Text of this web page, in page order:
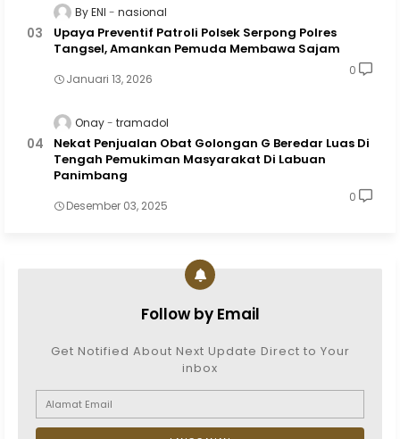
By ENI nasional
Upaya Preventif Patroli Polsek Serpong Polres
Tangsel, Amankan Pemuda Membawa Sajam
Januari 13, 2026
0
Onay tramadol
Nekat Penjualan Obat Golongan G Beredar Luas Di
Tengah Pemukiman Masyarakat Di Labuan
Panimbang
Desember 03, 2025
0
Follow by Email
Get Notified About Next Update Direct to Your
inbox